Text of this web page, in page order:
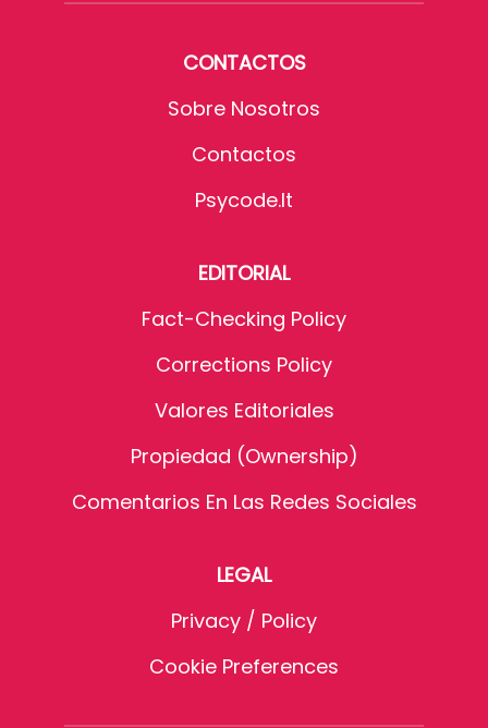
CONTACTOS
Sobre Nosotros
Contactos
Psycode.it
EDITORIAL
Fact-Checking Policy
Corrections Policy
Valores Editoriales
Propiedad (Ownership)
Comentarios En Las Redes Sociales
LEGAL
Privacy / Policy
Cookie Preferences